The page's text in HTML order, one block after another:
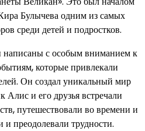
Булычева одним из самых
среди детей и подростков.
с особым вниманием к
которые привлекали
Он создал уникальный мир
Алис и его друзья встречали
путешествовали во времени и
и преодолевали трудности.